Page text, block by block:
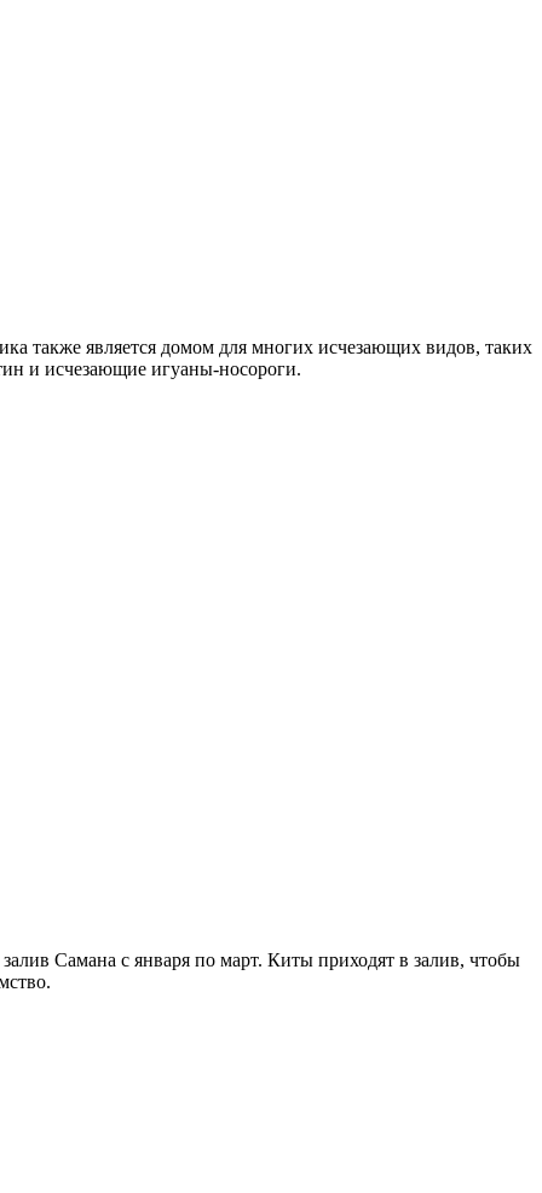
также является домом для многих исчезающих видов, таких
и исчезающие игуаны-носороги.
залив Самана с января по март. Киты приходят в залив, чтобы